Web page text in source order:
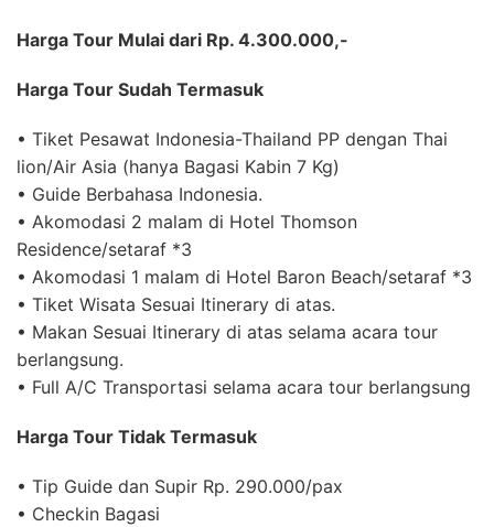
Harga Tour Mulai dari Rp. 4.300.000,-
Harga Tour Sudah Termasuk
• Tiket Pesawat Indonesia-Thailand PP dengan Thai
lion/Air Asia (hanya Bagasi Kabin 7 Kg)
• Guide Berbahasa Indonesia.
• Akomodasi 2 malam di Hotel Thomson
Residence/setaraf *3
• Akomodasi 1 malam di Hotel Baron Beach/setaraf *3
• Tiket Wisata Sesuai Itinerary di atas.
• Makan Sesuai Itinerary di atas selama acara tour
berlangsung.
• Full A/C Transportasi selama acara tour berlangsung
Harga Tour Tidak Termasuk
• Tip Guide dan Supir Rp. 290.000/pax
• Checkin Bagasi